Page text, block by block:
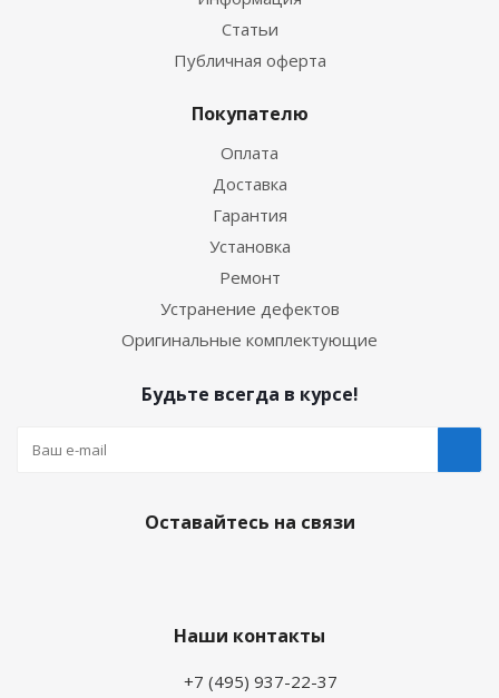
Статьи
Публичная оферта
Покупателю
Оплата
Доставка
Гарантия
Установка
Ремонт
Устранение дефектов
Оригинальные комплектующие
Будьте всегда в курсе!
Оставайтесь на связи
Наши контакты
+7 (495) 937-22-37